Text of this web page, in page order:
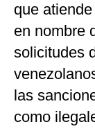
que
en nombre
solicitudes
las
como